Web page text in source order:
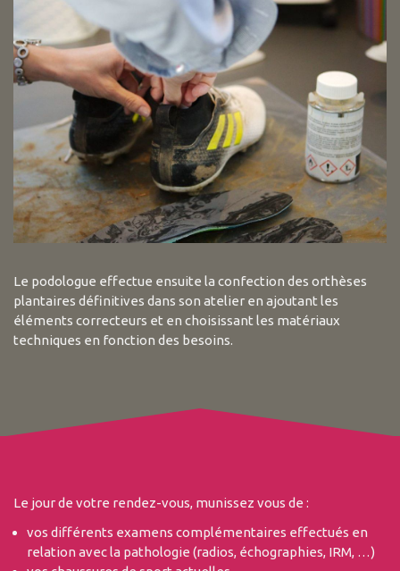
Le podologue effectue ensuite la confection des orthèses
plantaires définitives dans son atelier en ajoutant les
éléments correcteurs et en choisissant les matériaux
techniques en fonction des besoins.
Le jour de votre rendez-vous, munissez vous de :
vos différents examens complémentaires effectués en
relation avec la pathologie (radios, échographies, IRM, …)